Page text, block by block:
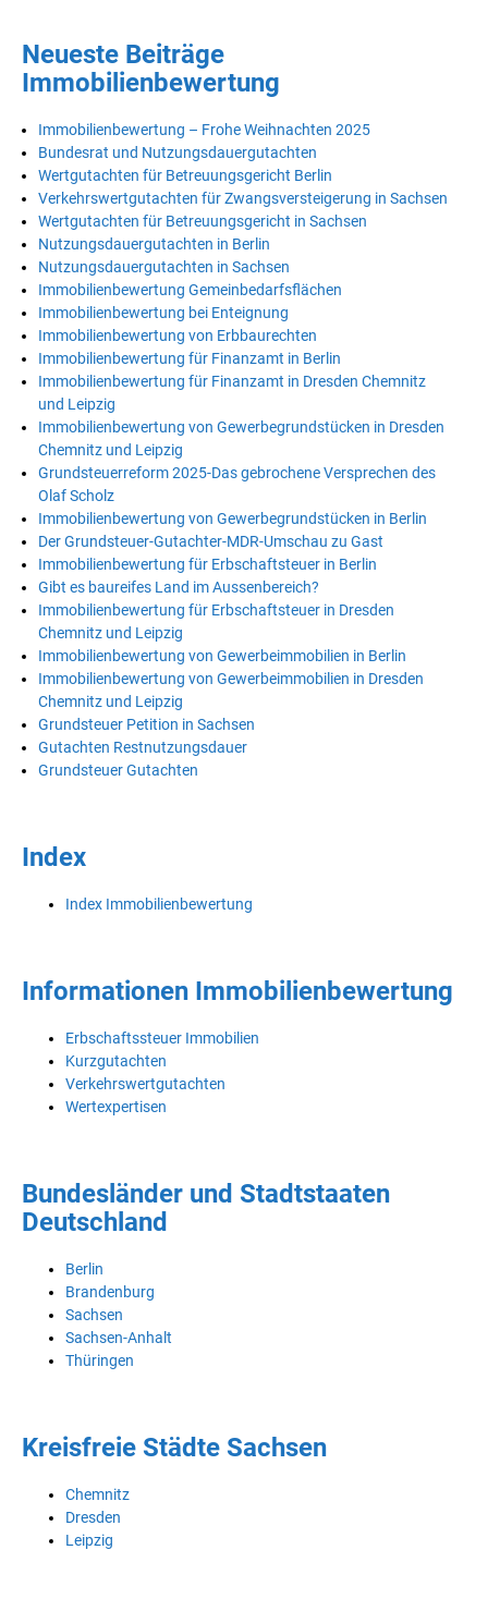
Neueste Beiträge
Immobilienbewertung
Immobilienbewertung – Frohe Weihnachten 2025
Bundesrat und Nutzungsdauergutachten
Wertgutachten für Betreuungsgericht Berlin
Verkehrswertgutachten für Zwangsversteigerung in Sachsen
Wertgutachten für Betreuungsgericht in Sachsen
Nutzungsdauergutachten in Berlin
Nutzungsdauergutachten in Sachsen
Immobilienbewertung Gemeinbedarfsflächen
Immobilienbewertung bei Enteignung
Immobilienbewertung von Erbbaurechten
Immobilienbewertung für Finanzamt in Berlin
Immobilienbewertung für Finanzamt in Dresden Chemnitz
und Leipzig
Immobilienbewertung von Gewerbegrundstücken in Dresden
Chemnitz und Leipzig
Grundsteuerreform 2025-Das gebrochene Versprechen des
Olaf Scholz
Immobilienbewertung von Gewerbegrundstücken in Berlin
Der Grundsteuer-Gutachter-MDR-Umschau zu Gast
Immobilienbewertung für Erbschaftsteuer in Berlin
Gibt es baureifes Land im Aussenbereich?
Immobilienbewertung für Erbschaftsteuer in Dresden
Chemnitz und Leipzig
Immobilienbewertung von Gewerbeimmobilien in Berlin
Immobilienbewertung von Gewerbeimmobilien in Dresden
Chemnitz und Leipzig
Grundsteuer Petition in Sachsen
Gutachten Restnutzungsdauer
Grundsteuer Gutachten
Index
Index Immobilienbewertung
Informationen Immobilienbewertung
Erbschaftssteuer Immobilien
Kurzgutachten
Verkehrswertgutachten
Wertexpertisen
Bundesländer und Stadtstaaten
Deutschland
Berlin
Brandenburg
Sachsen
Sachsen-Anhalt
Thüringen
Kreisfreie Städte Sachsen
Chemnitz
Dresden
Leipzig